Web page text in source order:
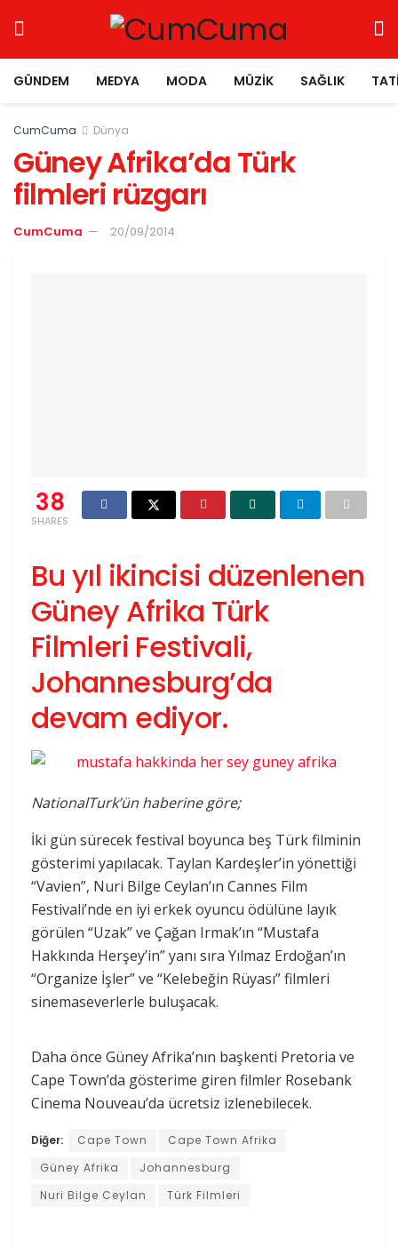
GÜNDEM MEDYA MODA MÜZIK SAĞLIK
CumCuma Dünya
Güney Afrika’da Türk
filmleri rüzgarı
CumCuma 20/09/2014
38
SHARES
Bu yıl ikincisi düzenlenen
Güney Afrika Türk
Filmleri Festivali,
Johannesburg’da
devam ediyor.
NationalTurk’ün haberine göre;
İki gün sürecek festival boyunca beş Türk filminin
gösterimi yapılacak. Taylan Kardeşler’in yönettiği
“Vavien”, Nuri Bilge Ceylan’ın Cannes Film
Festivali’nde en iyi erkek oyuncu ödülüne layık
görülen “Uzak” ve Çağan Irmak’ın “Mustafa
Hakkında Herşey’in” yanı sıra Yılmaz Erdoğan’ın
“Organize İşler” ve “Kelebeğin Rüyası” filmleri
sinemaseverlerle buluşacak.
Daha önce Güney Afrika’nın başkenti Pretoria ve
Cape Town’da gösterime giren filmler Rosebank
Cinema Nouveau’da ücretsiz izlenebilecek.
Diğer: Cape Town
Cape Town Afrika
Güney Afrika
Johannesburg
Nuri Bilge Ceylan
Türk Filmleri